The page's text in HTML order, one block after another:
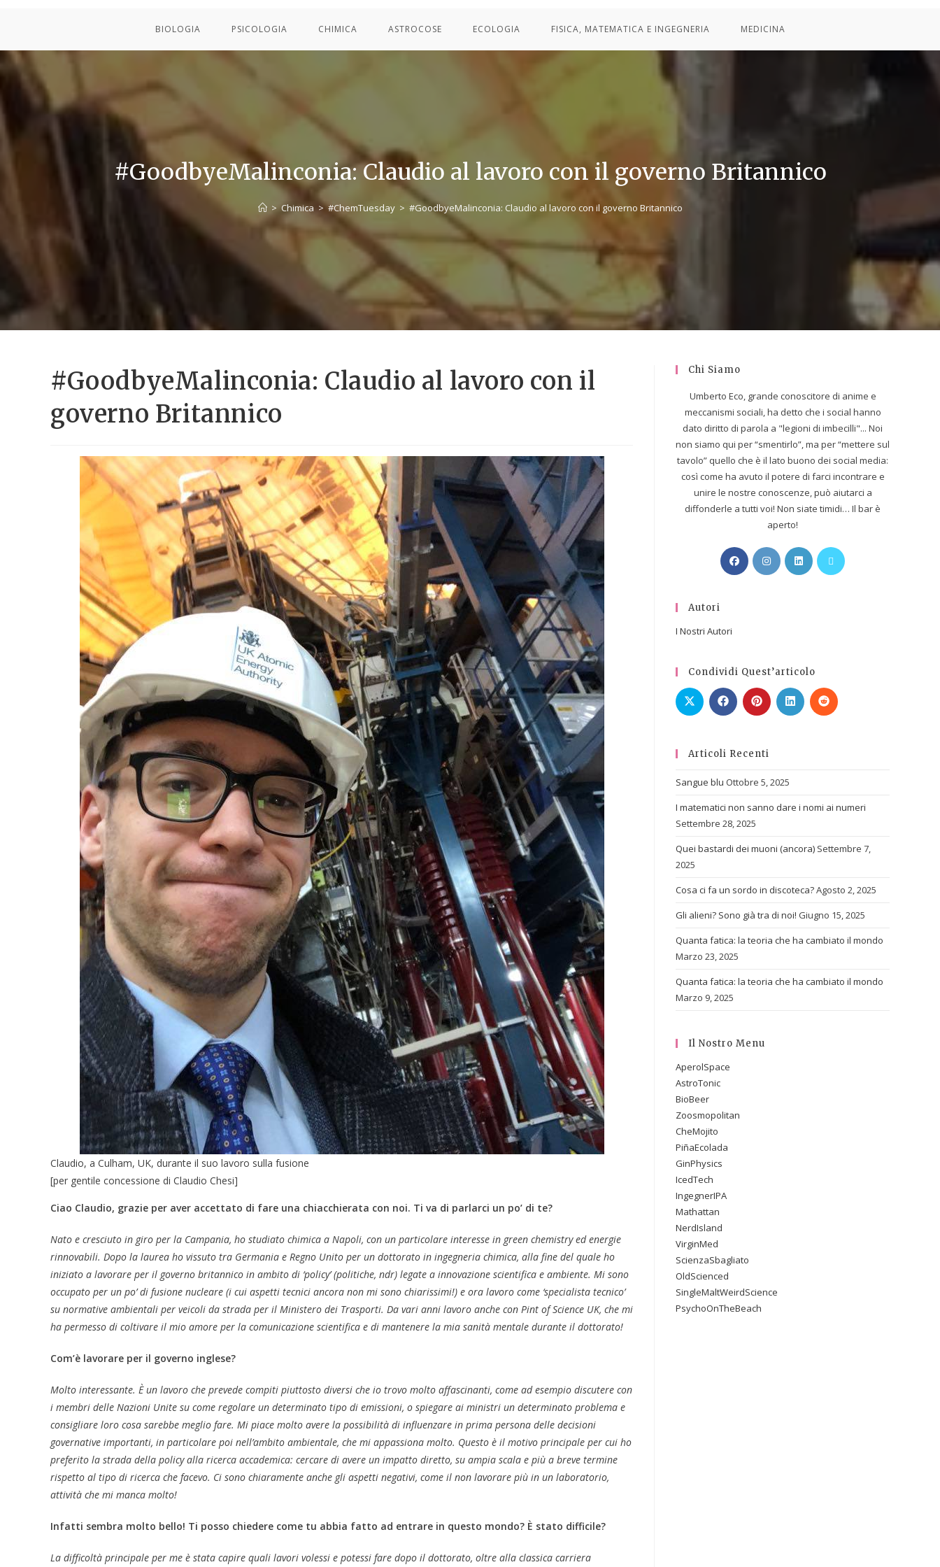
BIOLOGIA PSICOLOGIA CHIMICA ASTROCOSE ECOLOGIA FISICA, MATEMATICA E INGEGNERIA MEDICINA
#GoodbyeMalinconia: Claudio al lavoro con il governo Britannico
> Chimica > #ChemTuesday > #GoodbyeMalinconia: Claudio al lavoro con il governo Britannico
#GoodbyeMalinconia: Claudio al lavoro con il
governo Britannico
Claudio, a Culham, UK, durante il suo lavoro sulla fusione
[per gentile concessione di Claudio Chesi]
Ciao Claudio, grazie per aver accettato di fare una chiacchierata con noi. Ti va di parlarci un po’ di te?
Nato e cresciuto in giro per la Campania, ho studiato chimica a Napoli, con un particolare interesse in green chemistry ed energie
rinnovabili. Dopo la laurea ho vissuto tra Germania e Regno Unito per un dottorato in ingegneria chimica, alla fine del quale ho
iniziato a lavorare per il governo britannico in ambito di ‘policy’ (politiche, ndr) legate a innovazione scientifica e ambiente. Mi sono
occupato per un po’ di fusione nucleare (i cui aspetti tecnici ancora non mi sono chiarissimi!) e ora lavoro come ‘specialista tecnico’
su normative ambientali per veicoli da strada per il Ministero dei Trasporti. Da vari anni lavoro anche con Pint of Science UK, che mi
ha permesso di coltivare il mio amore per la comunicazione scientifica e di mantenere la mia sanità mentale durante il dottorato!
Com’è lavorare per il governo inglese?
Molto interessante. È un lavoro che prevede compiti piuttosto diversi che io trovo molto affascinanti, come ad esempio discutere con
i membri delle Nazioni Unite su come regolare un determinato tipo di emissioni, o spiegare ai ministri un determinato problema e
consigliare loro cosa sarebbe meglio fare. Mi piace molto avere la possibilità di influenzare in prima persona delle decisioni
governative importanti, in particolare poi nell’ambito ambientale, che mi appassiona molto. Questo è il motivo principale per cui ho
preferito la strada della policy alla ricerca accademica: cercare di avere un impatto diretto, su ampia scala e più a breve termine
rispetto al tipo di ricerca che facevo. Ci sono chiaramente anche gli aspetti negativi, come il non lavorare più in un laboratorio,
attività che mi manca molto!
Infatti sembra molto bello! Ti posso chiedere come tu abbia fatto ad entrare in questo mondo? È stato difficile?
La difficoltà principale per me è stata capire quali lavori volessi e potessi fare dopo il dottorato, oltre alla classica carriera
Chi Siamo
Umberto Eco, grande conoscitore di anime e
meccanismi sociali, ha detto che i social hanno
dato diritto di parola a "legioni di imbecilli"... Noi
non siamo qui per “smentirlo”, ma per “mettere sul
tavolo” quello che è il lato buono dei social media:
così come ha avuto il potere di farci incontrare e
unire le nostre conoscenze, può aiutarci a
diffonderle a tutti voi! Non siate timidi… Il bar è
aperto!
Autori
I Nostri Autori
Condividi Quest’articolo
Articoli Recenti
Sangue blu Ottobre 5, 2025
I matematici non sanno dare i nomi ai numeri
Settembre 28, 2025
Quei bastardi dei muoni (ancora) Settembre 7,
2025
Cosa ci fa un sordo in discoteca?Agosto 2, 2025
Gli alieni? Sono già tra di noi! Giugno 15, 2025
Quanta fatica: la teoria che ha cambiato il mondo
Marzo 23, 2025
Quanta fatica: la teoria che ha cambiato il mondo
Marzo 9, 2025
Il Nostro Menu
AperolSpace
AstroTonic
BioBeer
Zoosmopolitan
CheMojito
PiñaEcolada
GinPhysics
IcedTech
IngegnerIPA
Mathattan
NerdIsland
VirginMed
ScienzaSbagliato
OldScienced
SingleMaltWeirdScience
PsychoOnTheBeach